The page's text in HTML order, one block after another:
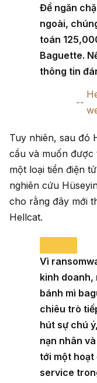
Để ngăn
ngoài,
toán
Baguette.
thông tin
Tuy nhiên, sau đó
cầu và muốn
một loại tiền điện
nghiên cứu
cho rằng đây mới
Hellcat.
Vì
kinh doanh,
bánh mì
chiêu trò
hút sự chú
nạn nhân
tới một
service